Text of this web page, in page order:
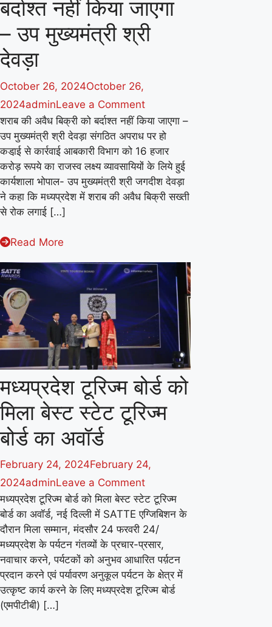
बर्दाश्त नहीं किया जाएगा
– उप मुख्यमंत्री श्री
देवड़ा
October 26, 2024October 26,
2024adminLeave a Commenton
शराब
की
अवैध
बिक्री
को
जाएगा
–
मुख्यमंत्री
श्री
शराब की अवैध बिक्री को बर्दाश्त नहीं किया जाएगा –
उप मुख्यमंत्री श्री देवड़ा संगठित अपराध पर हो
कडा़ई से कार्रवाई आबकारी विभाग को 16 हजार
करोड़ रूपये का राजस्व लक्ष्य व्यावसायियों के लिये हुई
कार्यशाला भोपाल- उप मुख्यमंत्री श्री जगदीश देवड़ा
ने कहा कि मध्यप्रदेश में शराब की अवैध बिक्री सख्ती
से रोक लगाई […]
Read More
मध्यप्रदेश टूरिज्म बोर्ड को
मिला बेस्ट स्टेट टूरिज्म
बोर्ड का अवॉर्ड
February 24, 2024February 24,
2024adminLeave a Commenton
मध्यप्रदेश
टूरिज्म
बोर्ड
को
मिला
बेस्ट
मध्यप्रदेश टूरिज्म बोर्ड को मिला बेस्ट स्टेट टूरिज्म
बोर्ड का अवॉर्ड, नई दिल्ली में SATTE एग्जिबिशन के
दौरान मिला सम्मान, मंदसौर 24 फरवरी 24/
मध्यप्रदेश के पर्यटन गंतव्यों के प्रचार-प्रसार,
नवाचार करने, पर्यटकों को अनुभव आधारित पर्य़टन
प्रदान करने एवं पर्यावरण अनुकूल पर्यटन के क्षेत्र में
उत्कृष्ट कार्य करने के लिए मध्यप्रदेश टूरिज्म बोर्ड
(एमपीटीबी) […]